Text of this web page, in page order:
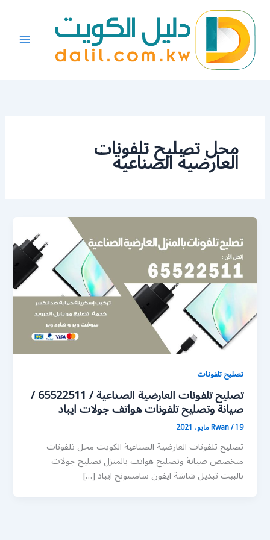
المحتوى
محل تصليح تلفونات
العارضية الصناعية
تصليح تلفونات
تصليح تلفونات العارضية الصناعية / 65522511 /
صيانة وتصليح تلفونات هواتف جولات ايباد
Rwan/19 مايو، 2021
تصليح تلفونات العارضية الصناعية الكويت محل تلفونات
متخصص صيانة وتصليح هواتف بالمنزل تصليح جولات
بالبيت تبديل شاشة ايفون سامسونج ايباد […]